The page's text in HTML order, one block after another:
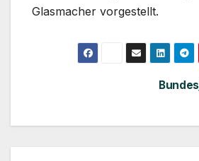
Glasmacher vorgestellt.